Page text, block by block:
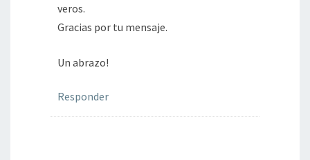
veros.
Gracias por tu mensaje.
Un abrazo!
Responder